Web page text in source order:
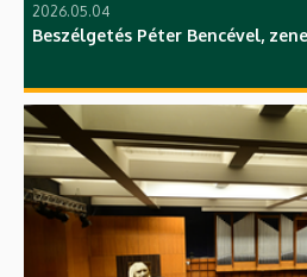
2026.05.04
Beszélgetés Péter Bencével,